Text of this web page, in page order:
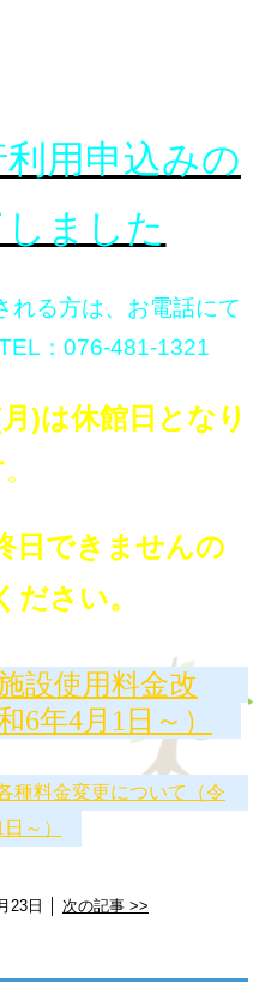
用申込みの
ました
れる方は、お電話にて
：076-481-1321
)は休館日となり
。
日できませんの
ださい。
設使用料金改
6年4月1日～）
種料金変更について（令
～）
23日 │ 次の記事 >>